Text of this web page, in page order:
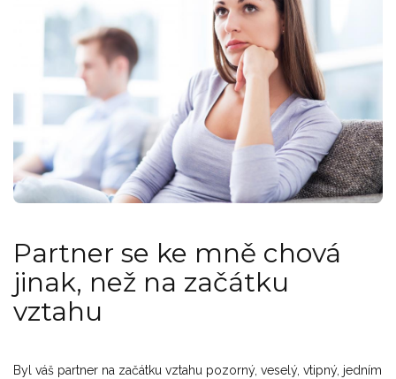
Partner se ke mně chová
jinak, než na začátku
vztahu
Byl váš partner na začátku vztahu pozorný, veselý, vtipný, jedním